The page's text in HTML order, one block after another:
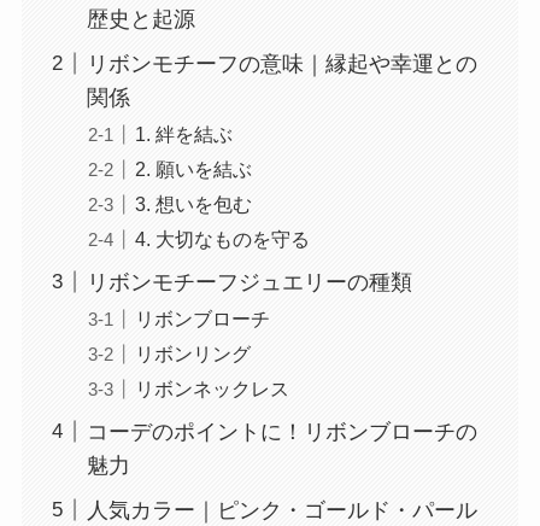
歴史と起源
リボンモチーフの意味｜縁起や幸運との
関係
1. 絆を結ぶ
2. 願いを結ぶ
3. 想いを包む
4. 大切なものを守る
リボンモチーフジュエリーの種類
リボンブローチ
リボンリング
リボンネックレス
コーデのポイントに！リボンブローチの
魅力
人気カラー｜ピンク・ゴールド・パール